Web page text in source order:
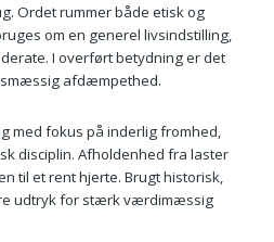
Ordet rummer både etisk og
om en generel livsindstilling,
I overført betydning er det
afdæmpethed.
med fokus på inderlig fromhed,
disciplin. Afholdenhed fra laster
til et rent hjerte. Brugt historisk,
udtryk for stærk værdimæssig